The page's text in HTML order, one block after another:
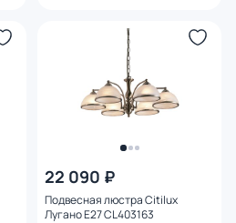
22 090 ₽
Подвесная люстра Citilux
Лугано E27 CL403163